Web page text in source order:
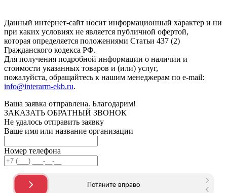
Данный интернет-сайт носит информационный характер и ни
при каких условиях не является публичной офертой,
которая определяется положениями Статьи 437 (2)
Гражданского кодекса РФ.
Для получения подробной информации о наличии и
стоимости указанных товаров и (или) услуг,
пожалуйста, обращайтесь к нашим менеджерам по e-mail:
info@interarm-ekb.ru.
Ваша заявка отправлена. Благодарим!
ЗАКАЗАТЬ ОБРАТНЫЙ ЗВОНОК
Не удалось отправить заявку
Ваше имя или название организации
Номер телефона